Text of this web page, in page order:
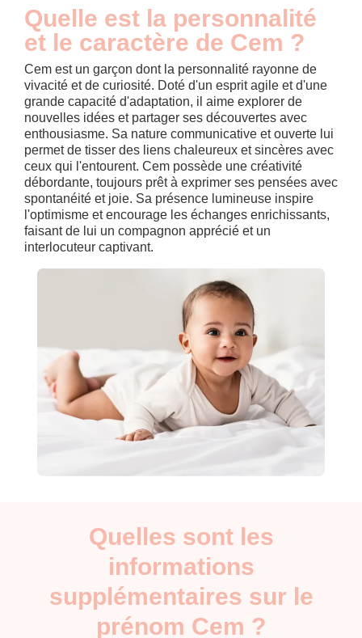
Quelle est la personnalité
et le caractère de Cem ?
Cem est un garçon dont la personnalité rayonne de
vivacité et de curiosité. Doté d'un esprit agile et d'une
grande capacité d'adaptation, il aime explorer de
nouvelles idées et partager ses découvertes avec
enthousiasme. Sa nature communicative et ouverte lui
permet de tisser des liens chaleureux et sincères avec
ceux qui l'entourent. Cem possède une créativité
débordante, toujours prêt à exprimer ses pensées avec
spontanéité et joie. Sa présence lumineuse inspire
l'optimisme et encourage les échanges enrichissants,
faisant de lui un compagnon apprécié et un
interlocuteur captivant.
Quelles sont les
informations
supplémentaires sur le
prénom Cem ?